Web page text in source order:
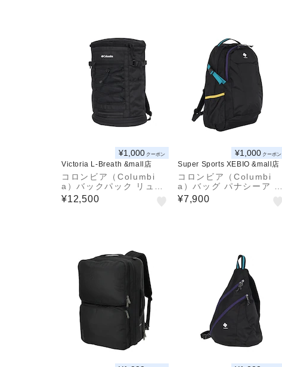
¥1,000 クーポン
Victoria L-Breath &mall店
コロンビア（Columbi
a）バックパック リュッ
ク カグヤクダッシュ 40
L PU7235 010
¥12,500
¥1,000 クーポン
Super Sports XEBIO &mall店
コロンビア（Columbi
a）バッグ パナシーア 3
3Lバックパック PU870
8 014
¥7,900